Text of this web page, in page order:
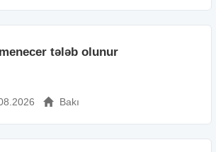
tələb olunur
Bakı